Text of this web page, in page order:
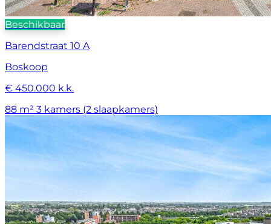
Beschikbaar
Barendstraat 10 A
Boskoop
€ 450.000 k.k.
88 m² 3 kamers (2 slaapkamers)